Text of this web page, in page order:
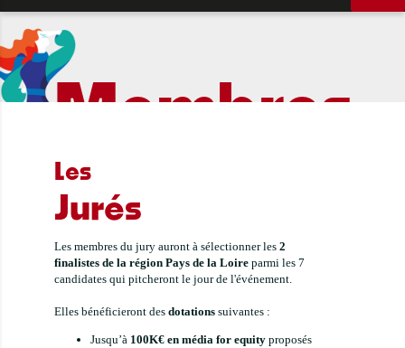
Membres
du jury
Les
Jurés
Les membres du jury auront à sélectionner les 2
finalistes de la région Pays de la Loire parmi les 7
candidates qui pitcheront le jour de l'événement.
Elles bénéficieront des dotations suivantes :
Jusqu’à 100K€ en média for equity proposés